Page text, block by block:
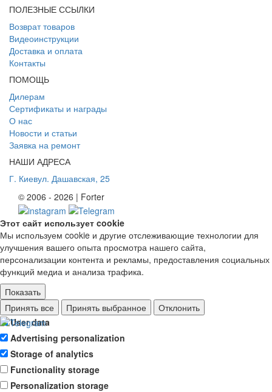
ПОЛЕЗНЫЕ ССЫЛКИ
Возврат товаров
Видеоинструкции
Доставка и оплата
Контакты
ПОМОЩЬ
Дилерам
Сертификаты и награды
О нас
Новости и статьи
Заявка на ремонт
НАШИ АДРЕСА
Г. Киевул. Дашавская, 25
© 2006 - 2026 | Forter
Этот сайт использует cookie
Мы используем cookie и другие отслеживающие технологии для
улучшения вашего опыта просмотра нашего сайта,
персонализации контента и рекламы, предоставления социальных
функций медиа и анализа трафика.
Показать
Ad storage
User data
Advertising personalization
Storage of analytics
Functionality storage
Personalization storage
Принять все Принять выбранное Отклонить